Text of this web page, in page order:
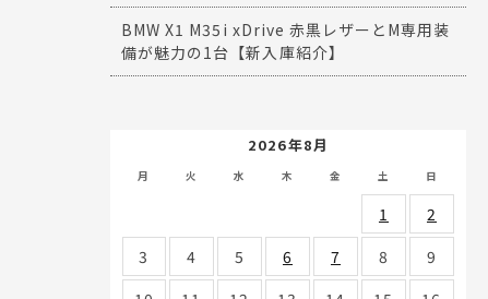
BMW X1 M35i xDrive 赤黒レザーとM専用装
備が魅力の1台【新入庫紹介】
2026年8月
月 火 水 木 金 土 日
1
2
3
4 5 6 7 8
9